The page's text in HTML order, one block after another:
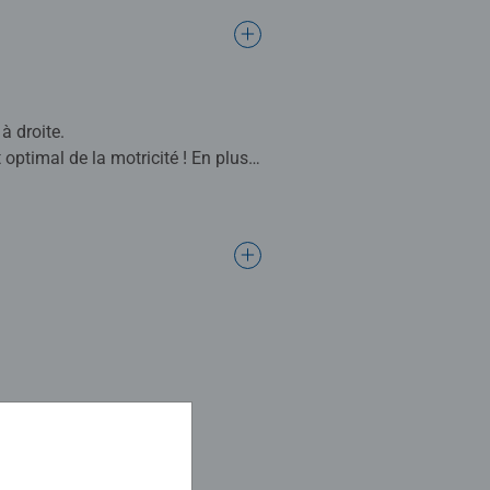
droite.
optimal de la motricité ! En plus